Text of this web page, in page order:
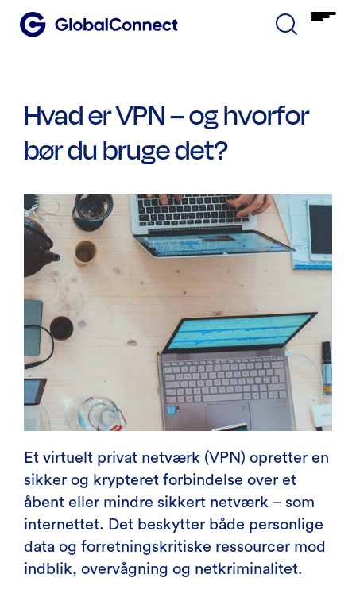
Hvad er VPN – og hvorfor
bør du bruge det?
Et virtuelt privat netværk (VPN) opretter en
sikker og krypteret forbindelse over et
åbent eller mindre sikkert netværk – som
internettet. Det beskytter både personlige
data og forretningskritiske ressourcer mod
indblik, overvågning og netkriminalitet.